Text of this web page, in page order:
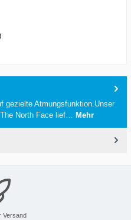
gezielte Atmungsfunktion.Unser
North Face lief…
Mehr
Versand